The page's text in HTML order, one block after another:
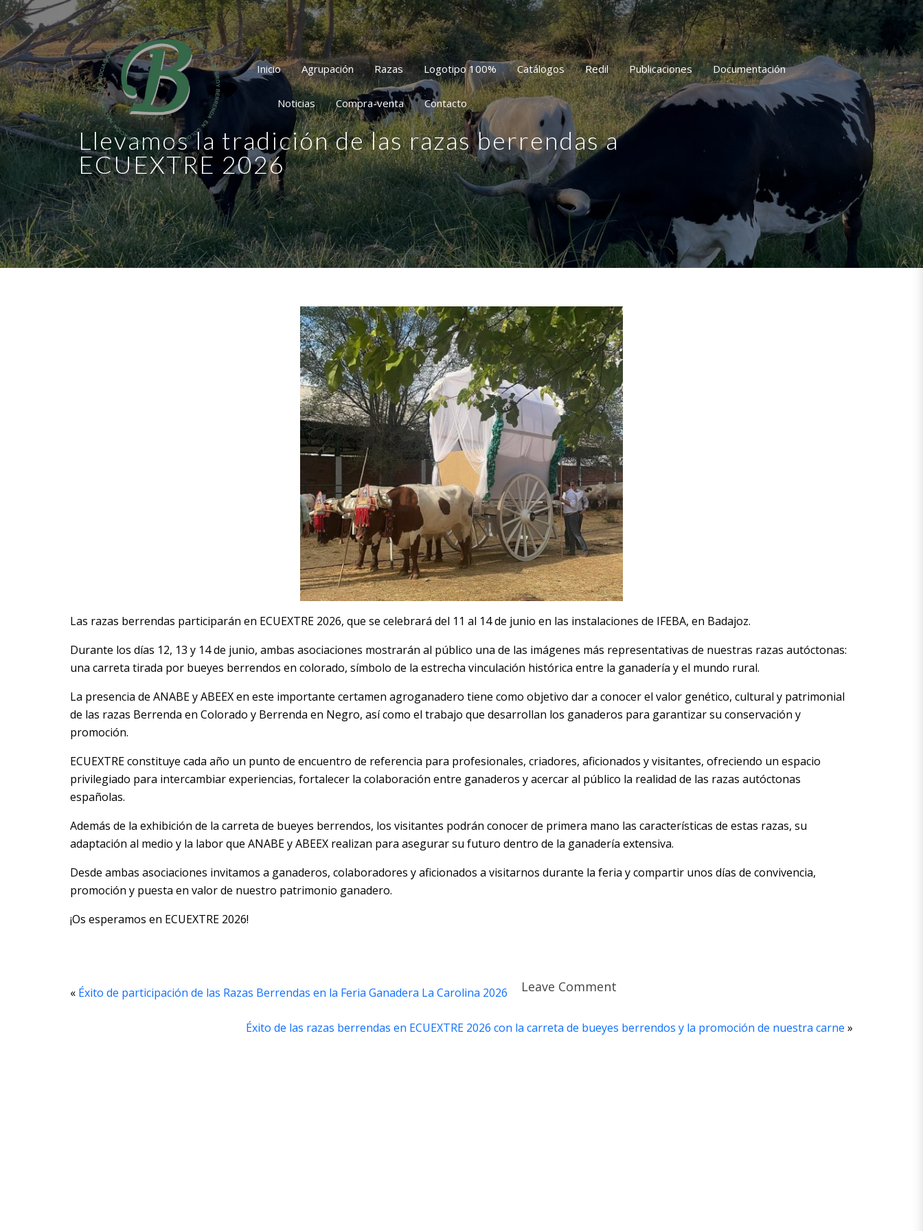
Inicio Agrupación Razas Logotipo 100% Catálogos Redil Publicaciones Documentación
Noticias Compra-venta Contacto
Llevamos la tradición de las razas berrendas a
ECUEXTRE 2026
Las razas berrendas participarán en ECUEXTRE 2026, que se celebrará del 11 al 14 de junio en las instalaciones de IFEBA, en Badajoz.
Durante los días 12, 13 y 14 de junio, ambas asociaciones mostrarán al público una de las imágenes más representativas de nuestras razas autóctonas:
una carreta tirada por bueyes berrendos en colorado, símbolo de la estrecha vinculación histórica entre la ganadería y el mundo rural.
La presencia de ANABE y ABEEX en este importante certamen agroganadero tiene como objetivo dar a conocer el valor genético, cultural y patrimonial
de las razas Berrenda en Colorado y Berrenda en Negro, así como el trabajo que desarrollan los ganaderos para garantizar su conservación y
promoción.
ECUEXTRE constituye cada año un punto de encuentro de referencia para profesionales, criadores, aficionados y visitantes, ofreciendo un espacio
privilegiado para intercambiar experiencias, fortalecer la colaboración entre ganaderos y acercar al público la realidad de las razas autóctonas
españolas.
Además de la exhibición de la carreta de bueyes berrendos, los visitantes podrán conocer de primera mano las características de estas razas, su
adaptación al medio y la labor que ANABE y ABEEX realizan para asegurar su futuro dentro de la ganadería extensiva.
Desde ambas asociaciones invitamos a ganaderos, colaboradores y aficionados a visitarnos durante la feria y compartir unos días de convivencia,
promoción y puesta en valor de nuestro patrimonio ganadero.
¡Os esperamos en ECUEXTRE 2026!
« Éxito de participación de las Razas Berrendas en la Feria Ganadera La Carolina 2026
Éxito de las razas berrendas en ECUEXTRE 2026 con la carreta de bueyes berrendos y la promoción de nuestra carne »
Leave Comment